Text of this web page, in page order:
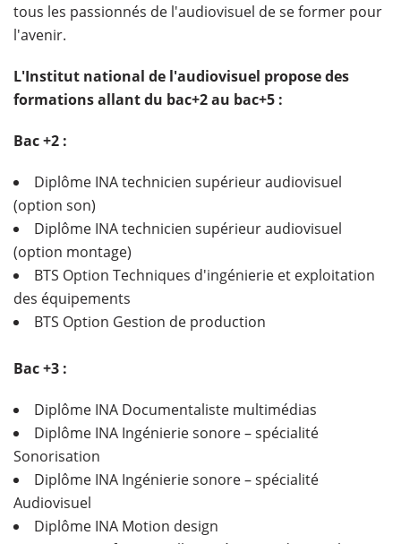
tous les passionnés de l'audiovisuel de se former pour
l'avenir.
L'Institut national de l'audiovisuel propose des
formations allant du bac+2 au bac+5 :
Bac +2 :
Diplôme INA technicien supérieur audiovisuel
(option son)
Diplôme INA technicien supérieur audiovisuel
(option montage)
BTS Option Techniques d'ingénierie et exploitation
des équipements
BTS Option Gestion de production
Bac +3 :
Diplôme INA Documentaliste multimédias
Diplôme INA Ingénierie sonore – spécialité
Sonorisation
Diplôme INA Ingénierie sonore – spécialité
Audiovisuel
Diplôme INA Motion design